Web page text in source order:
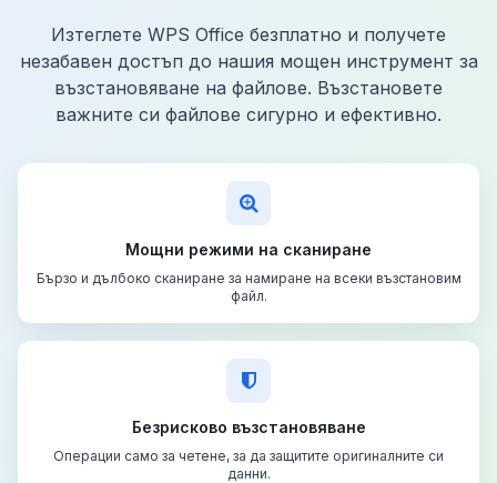
Изтеглете WPS Office безплатно и получете
незабавен достъп до нашия мощен инструмент за
възстановяване на файлове. Възстановете
важните си файлове сигурно и ефективно.
Мощни режими на сканиране
Бързо и дълбоко сканиране за намиране на всеки възстановим
файл.
Безрисково възстановяване
Операции само за четене, за да защитите оригиналните си
данни.